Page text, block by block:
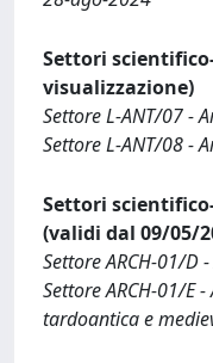
Settori
visualizzazione)
Settore L-ANT/07 -
Settore L-ANT/08 -
Settori
(validi dal 09/05/
Settore ARCH-01/D
Settore ARCH-01/E
tardoantica e